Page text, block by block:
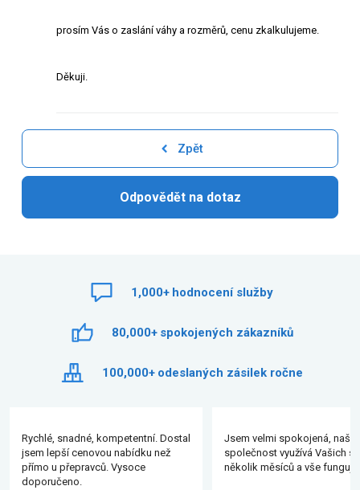
prosím Vás o zaslání váhy a rozměrů, cenu zkalkulujeme.
Děkuji.
Zpět
Odpovědět na dotaz
1,000+ hodnocení služby
80,000+ spokojených zákazníků
100,000+ odeslaných zásilek ročne
Rychlé, snadné, kompetentní. Dostal
jsem lepší cenovou nabídku než
přímo u přepravců. Vysoce
doporučeno.
Jsem velmi spokojená, naše
společnost využívá Vašich
několik měsíců a vše funguje.